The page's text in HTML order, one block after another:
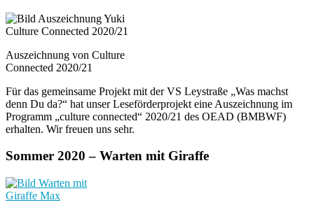
Auszeichnung von Culture
Connected 2020/21
Für das gemeinsame Projekt mit der VS Leystraße „Was machst
denn Du da?“ hat unser Leseförderprojekt eine Auszeichnung im
Programm „culture connected“ 2020/21 des OEAD (BMBWF)
erhalten. Wir freuen uns sehr.
Sommer 2020 – Warten mit Giraffe